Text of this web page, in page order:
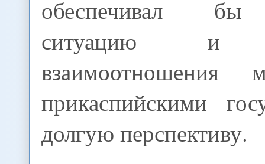
обеспечивал бы
ситуацию и
взаимоотношения
прикаспийскими
долгую перспективу.